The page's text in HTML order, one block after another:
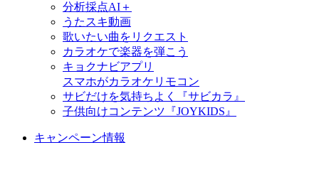
分析採点AI＋
うたスキ動画
歌いたい曲をリクエスト
カラオケで楽器を弾こう
キョクナビアプリ
スマホがカラオケリモコン
サビだけを気持ちよく『サビカラ』
子供向けコンテンツ『JOYKIDS』
キャンペーン情報